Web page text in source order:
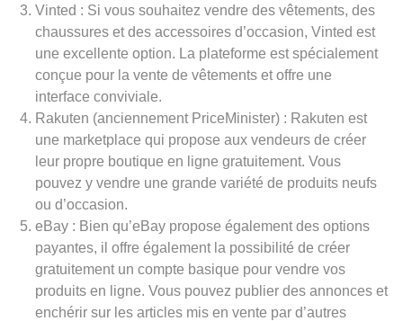
Vinted : Si vous souhaitez vendre des vêtements, des
chaussures et des accessoires d’occasion, Vinted est
une excellente option. La plateforme est spécialement
conçue pour la vente de vêtements et offre une
interface conviviale.
Rakuten (anciennement PriceMinister) : Rakuten est
une marketplace qui propose aux vendeurs de créer
leur propre boutique en ligne gratuitement. Vous
pouvez y vendre une grande variété de produits neufs
ou d’occasion.
eBay : Bien qu’eBay propose également des options
payantes, il offre également la possibilité de créer
gratuitement un compte basique pour vendre vos
produits en ligne. Vous pouvez publier des annonces et
enchérir sur les articles mis en vente par d’autres